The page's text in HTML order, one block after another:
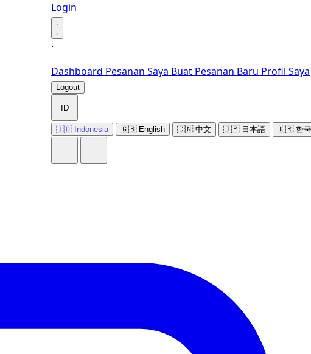
Login
·
·
Dashboard Pesanan Saya Buat Pesanan Baru Profil Saya
Logout
ID
🇮🇩 Indonesia 🇬🇧 English 🇨🇳 中文 🇯🇵 日本語 🇰🇷 한국